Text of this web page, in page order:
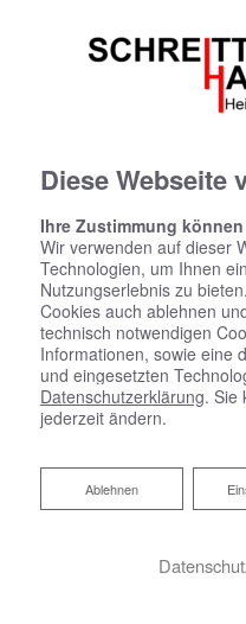
Das Bad Ihrer
Diese Webseite
Ihre Zustimmung
Wir verwenden auf dieser
Technologien, um Ihnen
Nutzungserlebnis zu
Cookies auch ablehnen
technisch notwendigen
Informationen, sowie eine
und eingesetzten
Datenschutzerklärung. Sie
jederzeit ändern.
Ablehnen
Ablehnen